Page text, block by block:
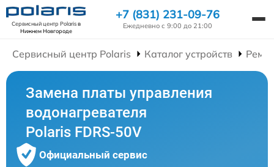
Сервисный центр Polarisв
Нижнем Новгороде
+7 (831) 231-09-76
Ежедневно с 9:00 до 21:00
Сервисный центр Polaris Каталог устройств
Замена платы управления
водонагревателя
Polaris FDRS-50V
Официальный сервис